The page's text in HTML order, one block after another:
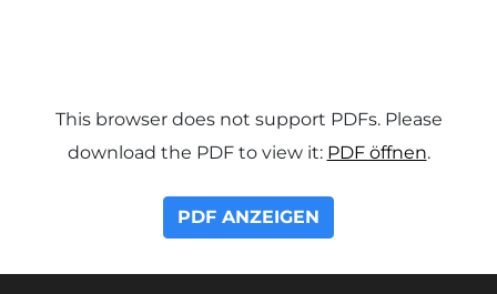
This browser does not support PDFs. Please
download the PDF to view it: PDF öffnen.
PDF ANZEIGEN